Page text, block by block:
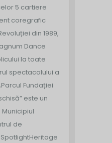
5 cartiere
coregrafic
din 1989,
Dance
la toate
spectacolului a
Fundației
este un
de